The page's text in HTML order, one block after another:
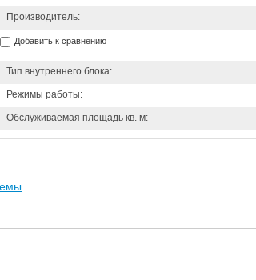
Производитель:
Добавить к сравнению
Тип внутреннего блока:
Режимы работы:
Обслуживаемая площадь кв. м: